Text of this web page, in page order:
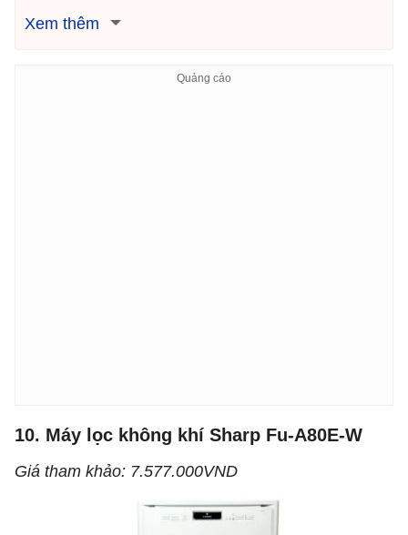
Xem thêm
10. Máy lọc không khí Sharp Fu-A80E-W
Giá tham khảo: 7.577.000VND